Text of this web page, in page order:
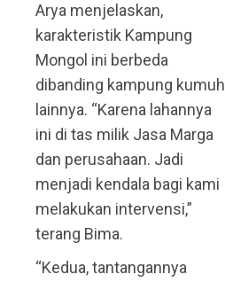
Arya menjelaskan,
karakteristik Kampung
Mongol ini berbeda
dibanding kampung kumuh
lainnya. “Karena lahannya
ini di tas milik Jasa Marga
dan perusahaan. Jadi
menjadi kendala bagi kami
melakukan intervensi,”
terang Bima.
“Kedua, tantangannya